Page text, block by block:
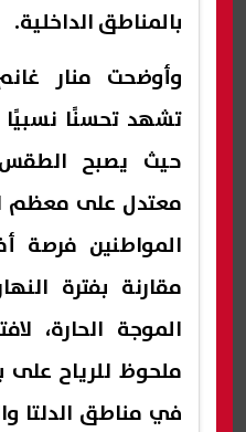
بالمناطق الداخلية.
وأوضحت منار
تشهد تحسنًا نسبيًا
حيث يصبح الطقس
معتدل على معظم
المواطنين فرصة
مقارنة بفترة
الموجة الحارة،
ملحوظ للرياح
في مناطق الدلتا